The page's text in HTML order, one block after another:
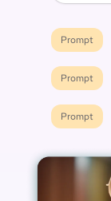
Prompt
Prompt
Prompt